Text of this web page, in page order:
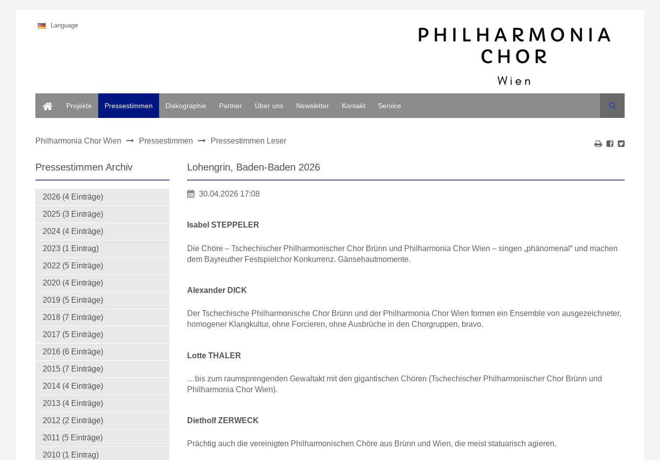
Language
Projekte
Pressestimmen Diskographie Partner Über uns Newsletter Kontakt Service Suche
Philharmonia Chor Wien Pressestimmen Pressestimmen Leser
Lohengrin, Baden-Baden 2026
30.04.2026 17:08
Isabel STEPPELER
Die Chöre – Tschechischer Philharmonischer Chor Brünn und Philharmonia Chor Wien – singen „phänomenal“ und machen
dem Bayreuther Festspielchor Konkurrenz. Gänsehautmomente.
Alexander DICK
Der Tschechische Philharmonische Chor Brünn und der Philharmonia Chor Wien formen ein Ensemble von ausgezeichneter,
homogener Klangkultur, ohne Forcieren, ohne Ausbrüche in den Chorgruppen, bravo.
Lotte THALER
…bis zum raumsprengenden Gewaltakt mit den gigantischen Chören (Tschechischer Philharmonischer Chor Brünn und
Philharmonia Chor Wien).
Dietholf ZERWECK
Prächtig auch die vereinigten Philharmonischen Chöre aus Brünn und Wien, die meist statuarisch agieren.
Pressestimmen Archiv
2026 (4 Einträge)
2025 (3 Einträge)
2024 (4 Einträge)
2023 (1 Eintrag)
2022 (5 Einträge)
2020 (4 Einträge)
2019 (5 Einträge)
2018 (7 Einträge)
2017 (5 Einträge)
2016 (6 Einträge)
2015 (7 Einträge)
2014 (4 Einträge)
2013 (4 Einträge)
2012 (2 Einträge)
2011 (5 Einträge)
2010 (1 Eintrag)